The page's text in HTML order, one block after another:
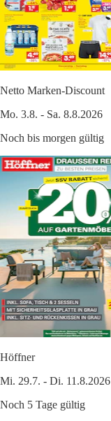
Netto Marken-Discount
Mo. 3.8. - Sa. 8.8.2026
Noch bis morgen gültig
Höffner
Mi. 29.7. - Di. 11.8.2026
Noch 5 Tage gültig